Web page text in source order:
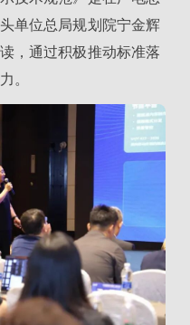
单位总局规划院宁金辉
，通过积极推动标准落
。